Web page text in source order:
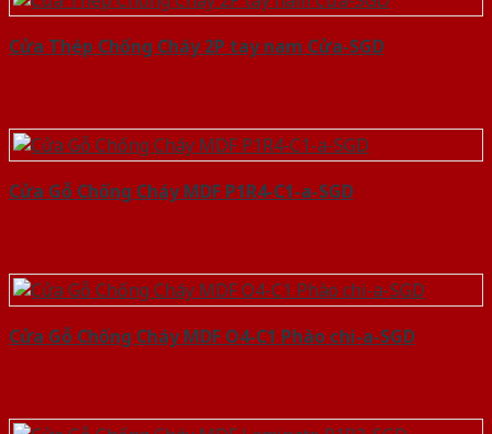
Cửa Thép Chống Cháy 2P tay nam Cửa-SGD
Cửa Gỗ Chống Cháy MDF P1R4-C1-a-SGD
Cửa Gỗ Chống Cháy MDF O4-C1 Phào chi-a-SGD